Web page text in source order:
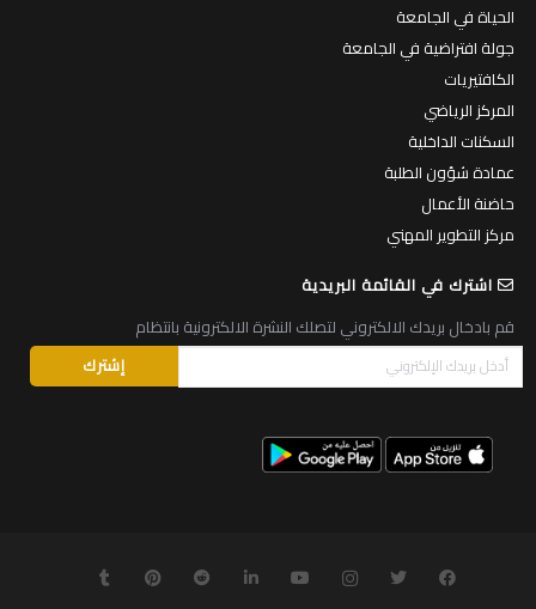
الحياة في الجامعة
جولة افتراضية في الجامعة
الكافتيريات
المركز الرياضي
السكنات الداخلية
عمادة شؤون الطلبة
حاضنة الأعمال
مركز التطوير المهني
اشترك في القائمة البريدية
قم بادخال بريدك الالكتروني لتصلك النشرة الالكترونية بانتظام